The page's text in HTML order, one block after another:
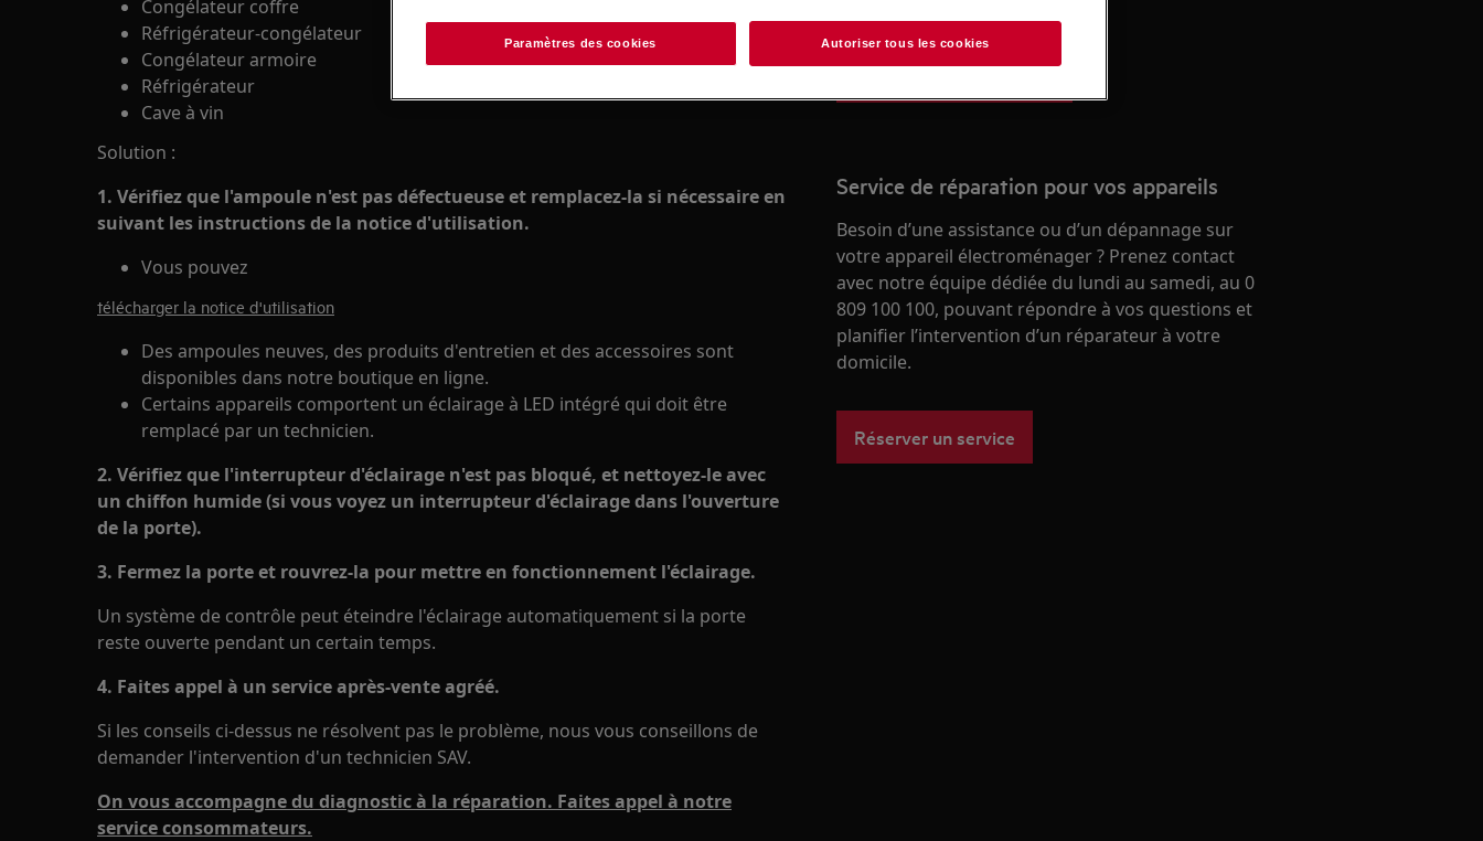
Congélateur coffre
Réfrigérateur-congélateur
Congélateur armoire
Réfrigérateur
Cave à vin
Solution :
1. Vérifiez que l'ampoule n'est pas défectueuse et remplacez-la si nécessaire en
suivant les instructions de la notice d'utilisation.
Vous pouvez
télécharger la notice d'utilisation
Des ampoules neuves, des produits d'entretien et des accessoires sont
disponibles dans notre boutique en ligne.
Certains appareils comportent un éclairage à LED intégré qui doit être
remplacé par un technicien.
2. Vérifiez que l'interrupteur d'éclairage n'est pas bloqué, et nettoyez-le avec
un chiffon humide (si vous voyez un interrupteur d'éclairage dans l'ouverture
de la porte).
3. Fermez la porte et rouvrez-la pour mettre en fonctionnement l'éclairage.
Un système de contrôle peut éteindre l'éclairage automatiquement si la porte
reste ouverte pendant un certain temps.
4. Faites appel à un service après-vente agréé.
Si les conseils ci-dessus ne résolvent pas le problème, nous vous conseillons de
demander l'intervention d'un technicien SAV.
On vous accompagne du diagnostic à la réparation. Faites appel à notre
service consommateurs.
Service de réparation pour vos appareils
Besoin d’une assistance ou d’un dépannage sur
votre appareil électroménager ? Prenez contact
avec notre équipe dédiée du lundi au samedi, au 0
809 100 100, pouvant répondre à vos questions et
planifier l’intervention d’un réparateur à votre
domicile.
Réserver un service
Paramètres des cookies Autoriser tous les cookies